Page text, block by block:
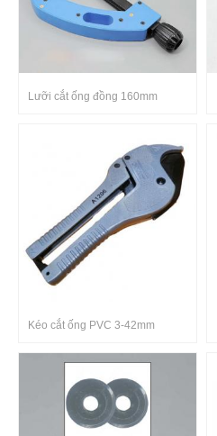
Lưỡi cắt ống đồng 160mm
Kéo cắt ống PVC 3-42mm